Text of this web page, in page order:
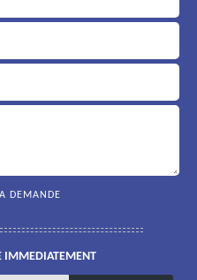
IMMEDIATEMENT